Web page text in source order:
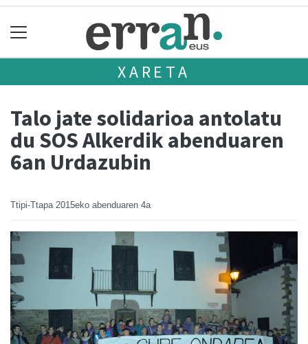
XARETA
Talo jate solidarioa antolatu
du SOS Alkerdik abenduaren
6an Urdazubin
Ttipi-Ttapa 2015eko abenduaren 4a